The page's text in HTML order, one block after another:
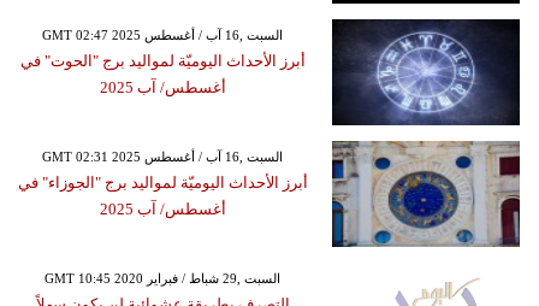
GMT 02:47 2025 السبت ,16 آب / أغسطس
أبرز الأحداث اليوميّة لمواليد برج "الحوت" في
أغسطس/ آب 2025
GMT 02:31 2025 السبت ,16 آب / أغسطس
أبرز الأحداث اليوميّة لمواليد برج "الجوزاء" في
أغسطس/ آب 2025
GMT 10:45 2020 السبت ,29 شباط / فبراير